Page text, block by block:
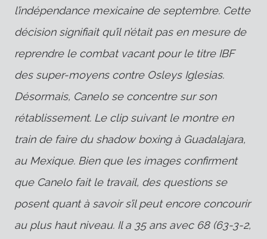
l’indépendance mexicaine de septembre. Cette
décision signifiait qu’il n’était pas en mesure de
reprendre le combat vacant pour le titre IBF
des super-moyens contre Osleys Iglesias.
Désormais, Canelo se concentre sur son
rétablissement. Le clip suivant le montre en
train de faire du shadow boxing à Guadalajara,
au Mexique. Bien que les images confirment
que Canelo fait le travail, des questions se
posent quant à savoir s’il peut encore concourir
au plus haut niveau. Il a 35 ans avec 68 (63-3-2,